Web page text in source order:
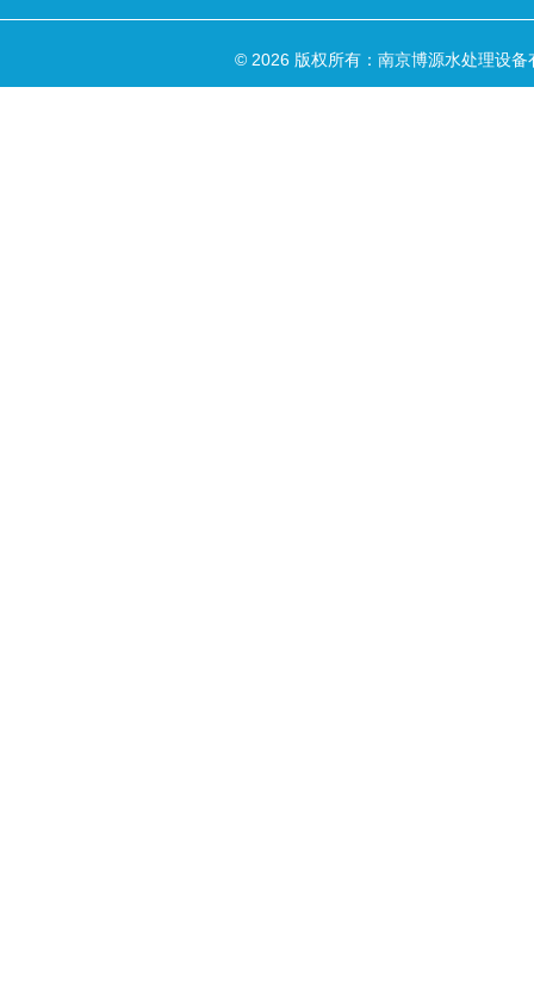
© 2026 版权所有：南京博源水处理设